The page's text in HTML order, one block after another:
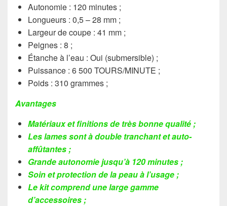
Autonomie : 120 minutes ;
Longueurs : 0,5 – 28 mm ;
Largeur de coupe : 41 mm ;
Peignes : 8 ;
Étanche à l’eau : Oui (submersible) ;
Puissance : 6 500 TOURS/MINUTE ;
Poids : 310 grammes ;
Avantages
Matériaux et finitions de très bonne qualité ;
Les lames sont à double tranchant et auto-
affûtantes ;
Grande autonomie jusqu’à 120 minutes ;
Soin et protection de la peau à l’usage ;
Le kit comprend une large gamme
d’accessoires ;